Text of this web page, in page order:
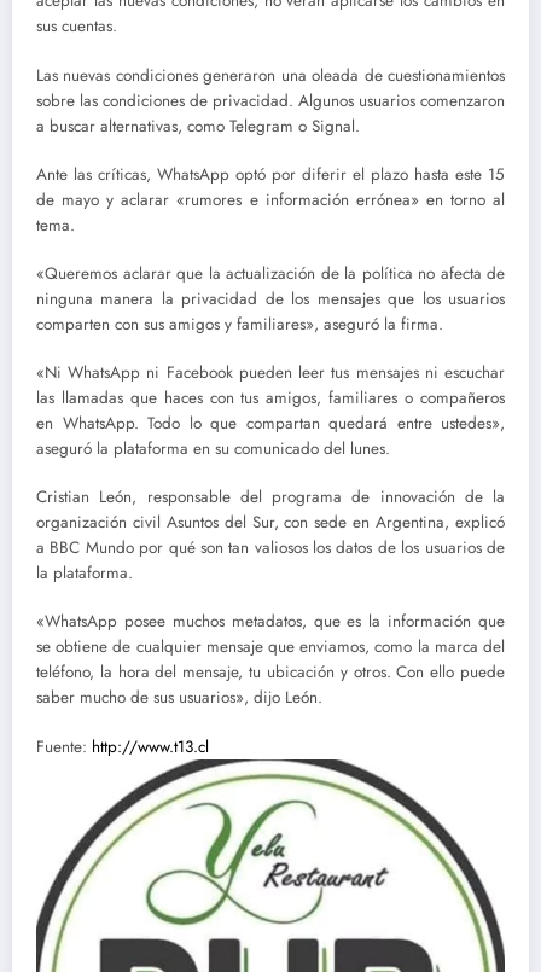
sus cuentas.
Las nuevas condiciones generaron una oleada de cuestionamientos
sobre las condiciones de privacidad. Algunos usuarios comenzaron
a buscar alternativas, como Telegram o Signal.
Ante las críticas, WhatsApp optó por diferir el plazo hasta este 15
de mayo y aclarar «rumores e información errónea» en torno al
tema.
«Queremos aclarar que la actualización de la política no afecta de
ninguna manera la privacidad de los mensajes que los usuarios
comparten con sus amigos y familiares», aseguró la firma.
«Ni WhatsApp ni Facebook pueden leer tus mensajes ni escuchar
las llamadas que haces con tus amigos, familiares o compañeros
en WhatsApp. Todo lo que compartan quedará entre ustedes»,
aseguró la plataforma en su comunicado del lunes.
Cristian León, responsable del programa de innovación de la
organización civil Asuntos del Sur, con sede en Argentina, explicó
a BBC Mundo por qué son tan valiosos los datos de los usuarios de
la plataforma.
«WhatsApp posee muchos metadatos, que es la información que
se obtiene de cualquier mensaje que enviamos, como la marca del
teléfono, la hora del mensaje, tu ubicación y otros. Con ello puede
saber mucho de sus usuarios», dijo León.
Fuente: http://www.t13.cl